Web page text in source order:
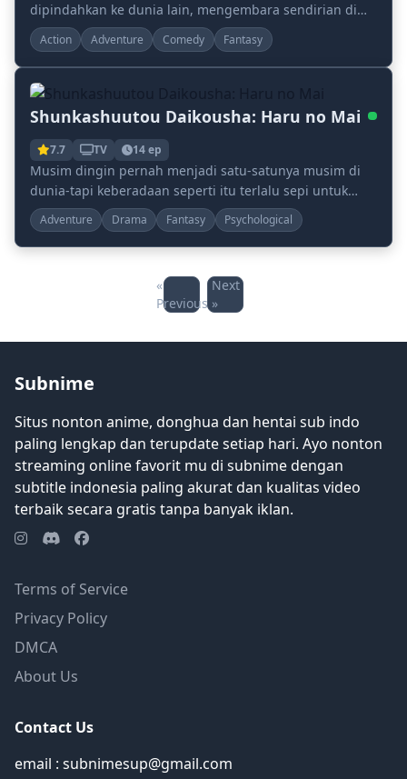
dipindahkan ke dunia lain, mengembara sendirian di
padang rumput luas di dunia fantasi yang dihu...
Action Adventure Comedy Fantasy
Shunkashuutou Daikousha: Haru no Mai
7.7 TV 14 ep
Musim dingin pernah menjadi satu-satunya musim di
dunia-tapi keberadaan seperti itu terlalu sepi untuk
ditanggung, sehingga menciptakan Musim Semi unt...
Adventure Drama Fantasy Psychological
«
Previous
Next
»
Subnime
Situs nonton anime, donghua dan hentai sub indo
paling lengkap dan terupdate setiap hari. Ayo nonton
streaming online favorit mu di subnime dengan
subtitle indonesia paling akurat dan kualitas video
terbaik secara gratis tanpa banyak iklan.
Terms of Service
Privacy Policy
DMCA
About Us
Contact Us
email : subnimesup@gmail.com